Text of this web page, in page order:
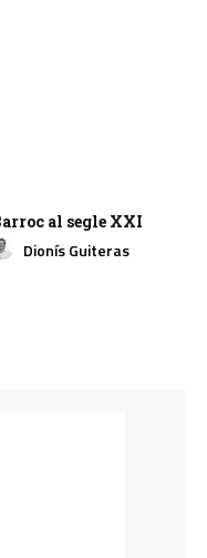
al segle XXI
Dionís Guiteras